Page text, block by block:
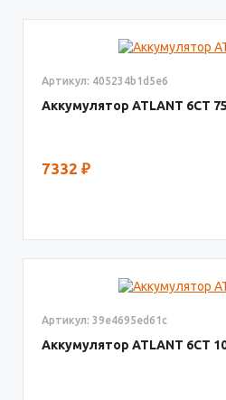
Артикул: 405234b1d5e6
Аккумулятор ATLANT 6СТ 75
7332 ₽
Артикул: 39e4695ed61c
Аккумулятор ATLANT 6СТ